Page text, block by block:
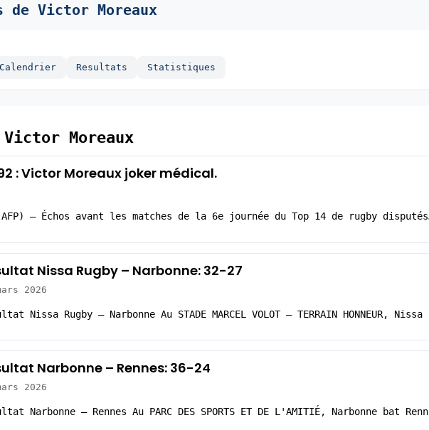
de Victor Moreaux
Calendrier Resultats Statistiques
Moreaux
: Victor Moreaux joker médical.
– Échos avant les matches de la 6e journée du Top 14 de rugby
Nissa Rugby – Narbonne: 32-27
2026
Nissa Rugby – Narbonne Au STADE MARCEL VOLOT – TERRAIN HONNEUR,
Narbonne – Rennes: 36-24
2026
Narbonne – Rennes Au PARC DES SPORTS ET DE L'AMITIÉ, Narbonne bat